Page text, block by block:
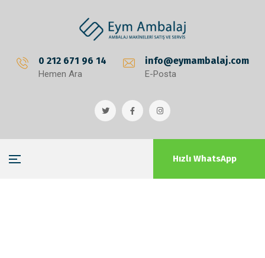
0 212 671 96 14
Hemen Ara
info@eymambalaj.com
E-Posta
Hızlı WhatsApp